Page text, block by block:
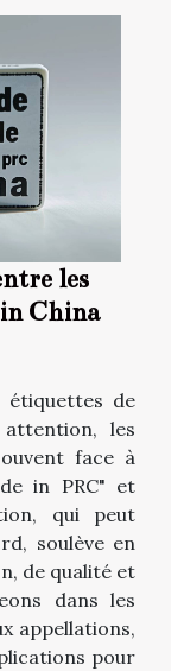
les
China
étiquettes de
les
face à
in PRC" et
qui peut
soulève en
de qualité et
dans les
appellations,
pour